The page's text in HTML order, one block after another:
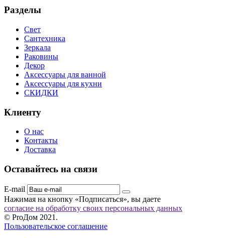
Разделы
Свет
Сантехника
Зеркала
Раковины
Декор
Аксессуары для ванной
Аксессуары для кухни
СКИДКИ
Клиенту
О нас
Контакты
Доставка
Оставайтесь на связи
E-mail
Нажимая на кнопку «Подписаться», вы даете
согласие на обработку своих персональных данных
© ProДом 2021.
Пользовательское соглашение